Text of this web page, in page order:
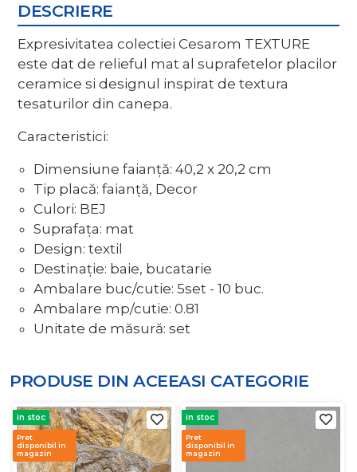
DESCRIERE
Expresivitatea colectiei Cesarom TEXTURE
este dat de relieful mat al suprafetelor placilor
ceramice si designul inspirat de textura
tesaturilor din canepa.
Caracteristici:
Dimensiune faianță: 40,2 x 20,2 cm
Tip placă: faianță, Decor
Culori: BEJ
Suprafața: mat
Design: textil
Destinație: baie, bucatarie
Ambalare buc/cutie: 5set - 10 buc.
Ambalare mp/cutie: 0.81
Unitate de măsură: set
PRODUSE DIN ACEEASI CATEGORIE
in stoc
Pret
disponibil in
magazin
in stoc
Pret
disponibil in
magazin